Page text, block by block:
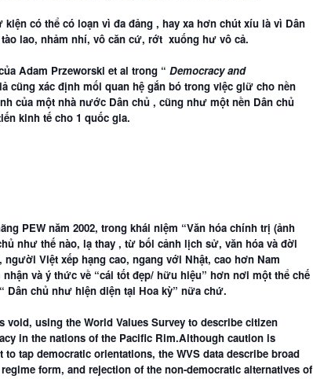
có thể có loạn vì đa đảng , hay xa hơn chút xíu là vì Dân
lao, nhảm nhí, vô căn cứ, rớt xuống hư vô cả.
ủa Adam Przeworski et al trong “ Democracy and
cũng xác định mối quan hệ gắn bó trong việc giữ cho nền
của một nhà nước Dân chủ , cũng như một nền Dân chủ
kinh tế cho 1 quốc gia.
PEW năm 2002, trong khái niệm “Văn hóa chính trị (ảnh
như thế nào, lạ thay , từ bối cảnh lịch sử, văn hóa và đời
Việt xếp hạng cao, ngang với Nhật, cao hơn Nam
và ý thức về “cái tốt đẹp/ hữu hiệu” hơn nơi một thể chế
Dân chủ như hiện diện tại Hoa kỳ” nữa chứ.
void, using the World Values Survey to describe citizen
in the nations of the Pacific Rim.Although caution is
tap democratic orientations, the WVS data describe broad
form, and rejection of the non-democratic alternatives of